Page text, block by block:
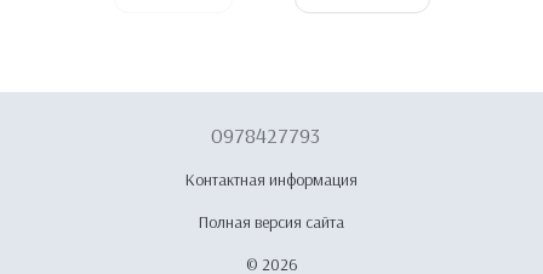
0978427793
Контактная информация
Полная версия сайта
© 2026